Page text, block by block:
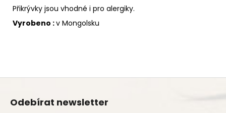
Přikrývky jsou vhodné i pro alergiky.
Vyrobeno :v Mongolsku
Z
Odebírat newsletter